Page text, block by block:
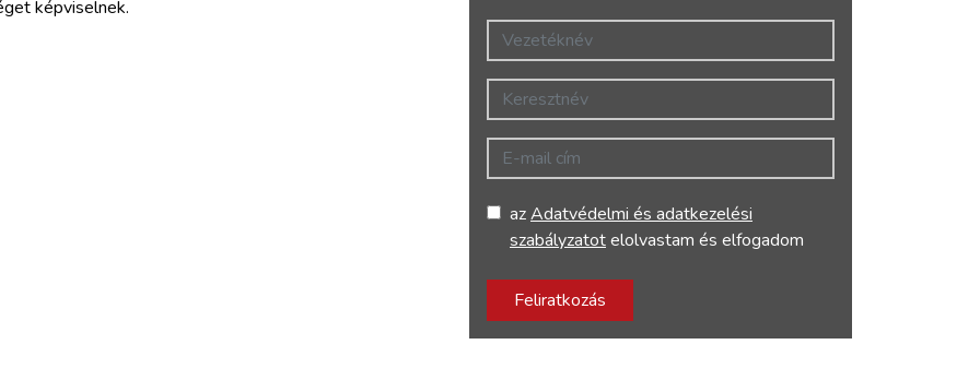
képviselnek.
Vezetéknév
Keresztnév
E-mail cím
azAdatvédelmi és adatkezelési
szabályzatotelolvastam és elfogadom
Feliratkozás